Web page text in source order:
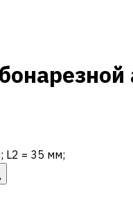
L2 = 35 мм;